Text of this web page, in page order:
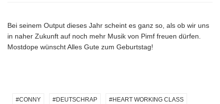
Bei seinem Output dieses Jahr scheint es ganz so, als ob wir uns
in naher Zukunft auf noch mehr Musik von Pimf freuen dürfen.
Mostdope wünscht Alles Gute zum Geburtstag!
CONNY DEUTSCHRAP HEART WORKING CLASS